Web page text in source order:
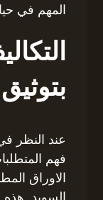
المهم في
عند النظر
فهم
الاوراق